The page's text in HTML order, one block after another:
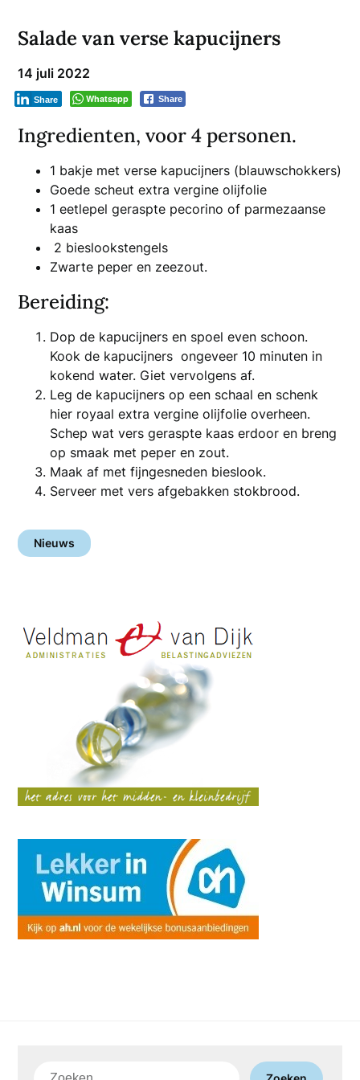
Salade van verse kapucijners
14 juli 2022
Whatsapp Share
Share
Ingredienten, voor 4 personen.
1 bakje met verse kapucijners (blauwschokkers)
Goede scheut extra vergine olijfolie
1 eetlepel geraspte pecorino of parmezaanse
kaas
2 bieslookstengels
Zwarte peper en zeezout.
Bereiding:
Dop de kapucijners en spoel even schoon.
Kook de kapucijners ongeveer 10 minuten in
kokend water. Giet vervolgens af.
Leg de kapucijners op een schaal en schenk
hier royaal extra vergine olijfolie overheen.
Schep wat vers geraspte kaas erdoor en breng
op smaak met peper en zout.
Maak af met fijngesneden bieslook.
Serveer met vers afgebakken stokbrood.
Nieuws
Zoeken